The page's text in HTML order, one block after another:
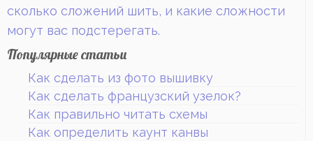
сколько сложений шить, и какие сложности
могут вас подстерегать.
Популярные статьи
Как сделать из фото вышивку
Как сделать французский узелок?
Как правильно читать схемы
Как определить каунт канвы